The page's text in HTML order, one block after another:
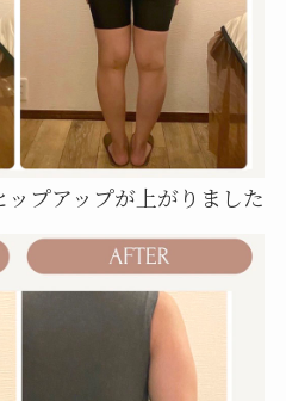
プアップが上がりました